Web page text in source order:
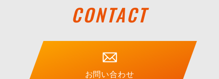
CONTACT
お問い合わせ